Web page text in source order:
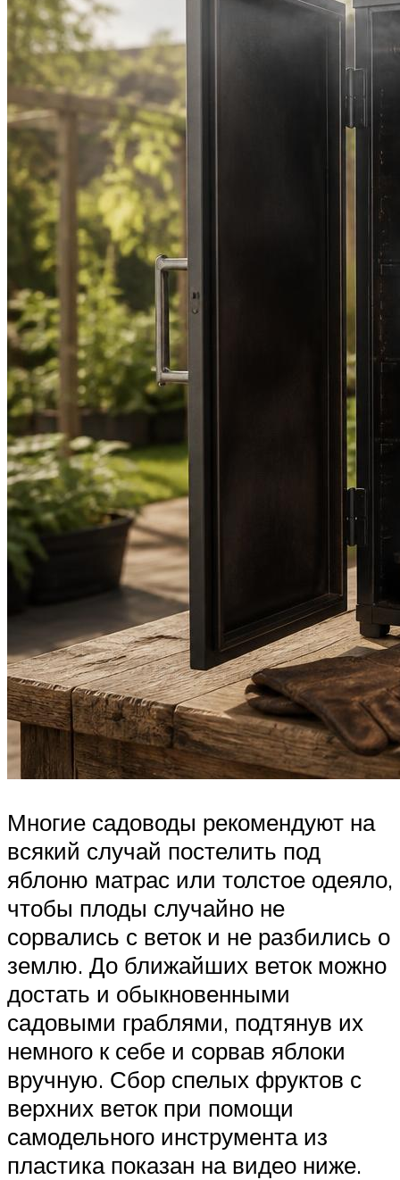
Многие садоводы рекомендуют на
всякий случай постелить под
яблоню матрас или толстое одеяло,
чтобы плоды случайно не
сорвались с веток и не разбились о
землю. До ближайших веток можно
достать и обыкновенными
садовыми граблями, подтянув их
немного к себе и сорвав яблоки
вручную. Сбор спелых фруктов с
верхних веток при помощи
самодельного инструмента из
пластика показан на видео ниже.